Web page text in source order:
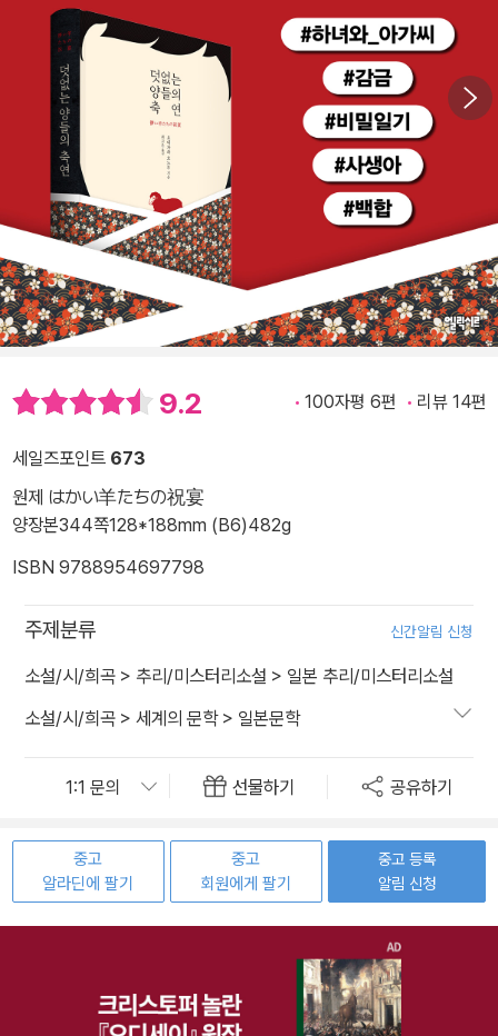
9.2 100자평 6편 리뷰 14편
세일즈포인트 673
원제 はかい羊たちの祝宴
양장본344쪽128*188mm (B6)482g
ISBN 9788954697798
주제분류 신간알림 신청
소설/시/희곡 > 추리/미스터리소설 > 일본 추리/미스터리소설
소설/시/희곡 > 세계의 문학> 일본문학
선물하기 공유하기
중고
알라딘에 팔기
중고
회원에게 팔기
중고 등록
알림 신청